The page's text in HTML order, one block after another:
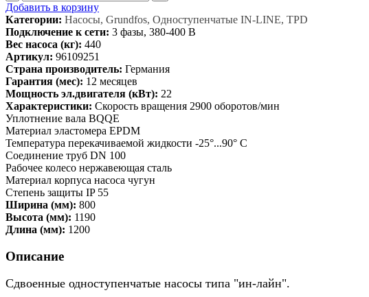
Добавить в корзину
Категории: Насосы, Grundfos, Одноступенчатые IN-LINE, TPD
Подключение к сети: 3 фазы, 380-400 В
Вес насоса (кг): 440
Артикул: 96109251
Страна производитель: Германия
Гарантия (мес): 12 месяцев
Мощность эл.двигателя (кВт): 22
Характеристики: Скорость вращения 2900 оборотов/мин
Уплотнение вала BQQE
Материал эластомера EPDM
Температура перекачиваемой жидкости -25°...90° C
Соединение труб DN 100
Рабочее колесо нержавеющая сталь
Материал корпуса насоса чугун
Степень защиты IP 55
Ширина (мм): 800
Высота (мм): 1190
Длина (мм): 1200
Описание
Сдвоенные одноступенчатые насосы типа "ин-лайн".